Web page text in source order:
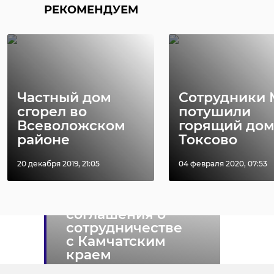
РЕКОМЕНДУЕМ
Частный дом
сгорел во
Всеволожском
районе
20 декабря 2019, 21:05
Сотрудники
потушили
горящий
Токсово
04 февраля 2020, 07:53
сотрудничать в сферах различных
сельского хозяйства.
заключены договоренности с
Камчатским краем.
соглашения о
сотрудничестве
с Камчатским
краем
Фото: dorogi_lo
дтп
дорожный комитет
Поделиться статьей: